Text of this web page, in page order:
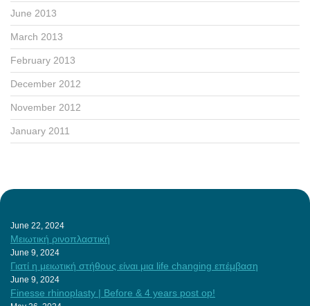
June 2013
March 2013
February 2013
December 2012
November 2012
January 2011
June 22, 2024
Μειωτική ρινοπλαστική
June 9, 2024
Γιατί η μειωτική στήθους είναι μια life changing επέμβαση
June 9, 2024
Finesse rhinoplasty | Before & 4 years post op!